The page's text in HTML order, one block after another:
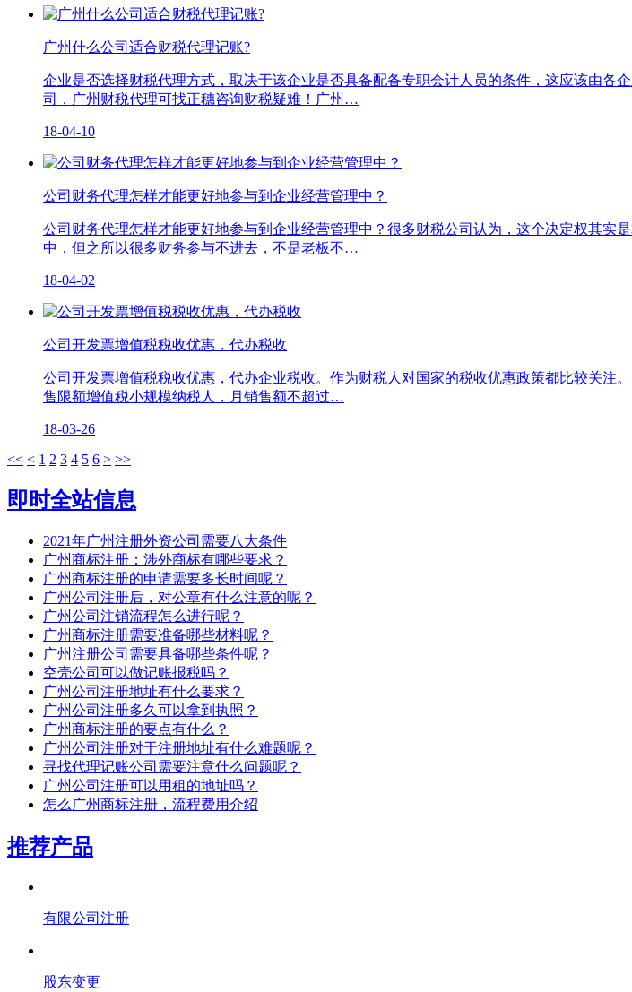
广州什么公司适合财税代理记账?
企业是否选择财税代理方式，取决于该企业是否具备配备专职会计人员的条件，这应该由
司，广州财税代理可找正穗咨询财税疑难！广州…
18-04-10
公司财务代理怎样才能更好地参与到企业经营管理中？
公司财务代理怎样才能更好地参与到企业经营管理中？很多财税公司认为，这个决定权其
中，但之所以很多财务参与不进去，不是老板不…
18-04-02
公司开发票增值税税收优惠，代办税收
公司开发票增值税税收优惠，代办企业税收。作为财税人对国家的税收优惠政策都比较关
售限额增值税小规模纳税人，月销售额不超过…
18-03-26
<< < 1 2 3 4 5 6 > >>
即时全站信息
2021年广州注册外资公司需要八大条件
广州商标注册：涉外商标有哪些要求？
广州商标注册的申请需要多长时间呢？
广州公司注册后，对公章有什么注意的呢？
广州公司注销流程怎么进行呢？
广州商标注册需要准备哪些材料呢？
广州注册公司需要具备哪些条件呢？
空壳公司可以做记账报税吗？
广州公司注册地址有什么要求？
广州公司注册多久可以拿到执照？
广州商标注册的要点有什么？
广州公司注册对于注册地址有什么难题呢？
寻找代理记账公司需要注意什么问题呢？
广州公司注册可以用租的地址吗？
怎么广州商标注册，流程费用介绍
推荐产品
有限公司注册
股东变更